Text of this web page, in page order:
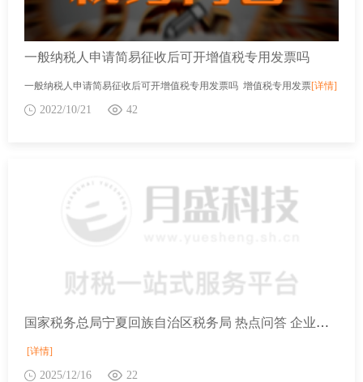
一般纳税人申请简易征收后可开增值税专用发票吗
一般纳税人申请简易征收后可开增值税专用发票吗 增值税专用发票[详情]
2022/10/21 42
国家税务总局宁夏回族自治区税务局 热点问答 企业是否可以申请办理停业登记？
[详情]
2025/12/16 22